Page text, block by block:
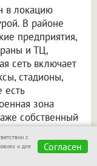
в локацию
В районе
предприятия,
и ТЦ,
сеть включает
стадионы,
есть
зона
собственный
садов.
с
и для
Согласен